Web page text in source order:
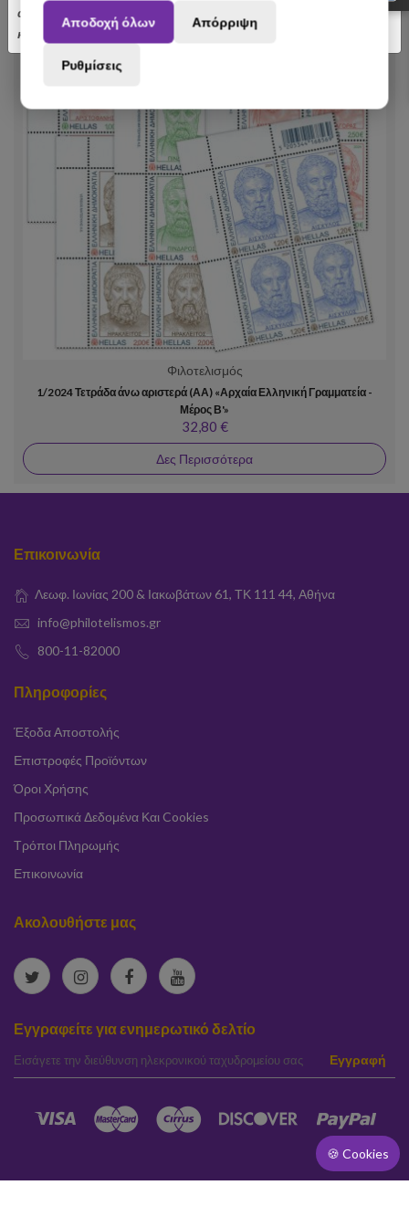
αποσταλούν με σχετική καθυστέρηση. Ευχαριστούμε για την
κατανόηση.
Φιλοτελισμός
1/2024 Τετράδα άνω αριστερά (ΑΑ) «Αρχαία Ελληνική Γραμματεία -
Μέρος Β'»
32,80 €
Δες Περισσότερα
Επικοινωνία
Λεωφ. Ιωνίας 200 & Ιακωβάτων 61, ΤΚ 111 44, Αθήνα
info@philotelismos.gr
800-11-82000
Πληροφορίες
Έξοδα Αποστολής
Επιστροφές Προϊόντων
Όροι Χρήσης
Προσωπικά Δεδομένα Και Cookies
Τρόποι Πληρωμής
Επικοινωνία
Ακολουθήστε μας
Εγγραφείτε για ενημερωτικό δελτίο
elta Εγγραφή
Αποδοχή όλων Απόρριψη
Ρυθμίσεις
🍪 Cookies